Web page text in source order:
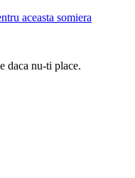
aceasta somiera
daca nu-ti place.